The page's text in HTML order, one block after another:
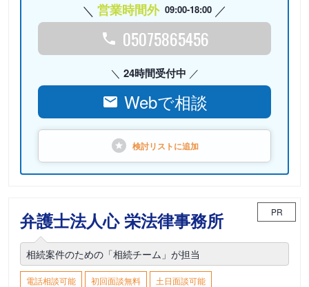
営業時間外 09:00-18:00
05075865456
24時間受付中
Webで相談
検討リストに追加
弁護士法人心 栄法律事務所 PR
相続案件のための「相続チーム」が担当
電話相談可能 初回面談無料
土日面談可能